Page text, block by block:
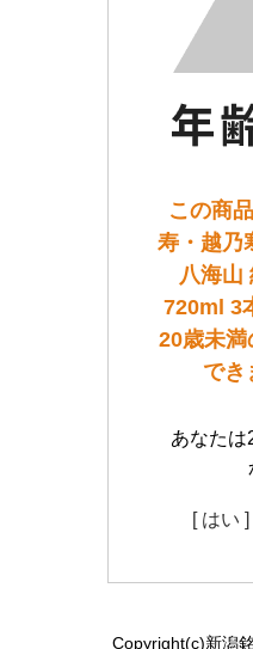
この商
寿・越乃
八海山
720ml 3
20歳未満
でき
あなたは
[ はい ]
Copyright(c)新潟